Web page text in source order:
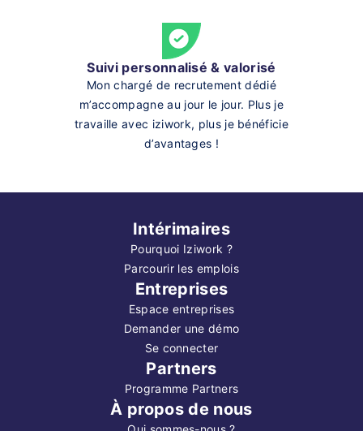
Suivi personnalisé & valorisé
Mon chargé de recrutement dédié
m’accompagne au jour le jour. Plus je
travaille avec iziwork, plus je bénéficie
d’avantages !
Intérimaires
Pourquoi Iziwork ?
Parcourir les emplois
Entreprises
Espace entreprises
Demander une démo
Se connecter
Partners
Programme Partners
À propos de nous